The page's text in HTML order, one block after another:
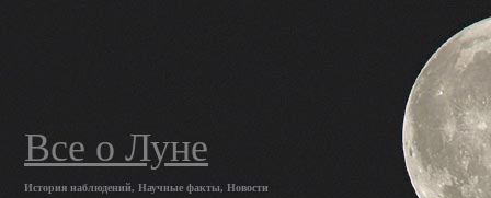
Все о Луне
История наблюдений, Научные факты, Новости